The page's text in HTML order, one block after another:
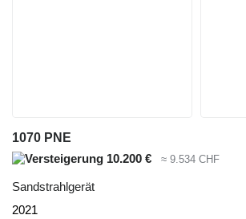
1070 PNE
10.200 €
≈ 9.534 CHF
Sandstrahlgerät
2021